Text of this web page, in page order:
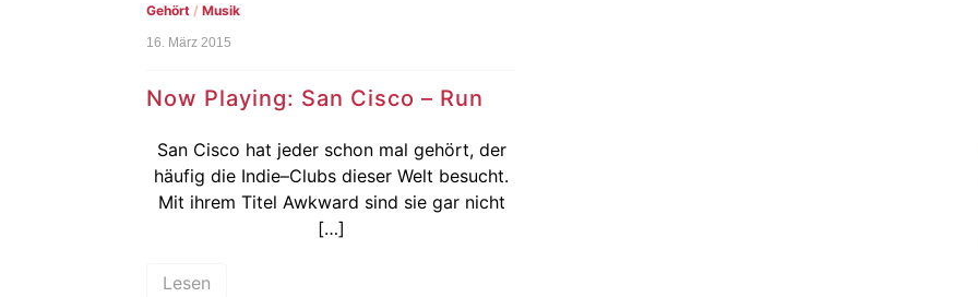
Gehört /Musik
16. März 2015
Now Playing: San Cisco – Run
San Cisco hat jeder schon mal gehört, der
häufig die Indie–Clubs dieser Welt besucht.
Mit ihrem Titel Awkward sind sie gar nicht
[…]
Lesen